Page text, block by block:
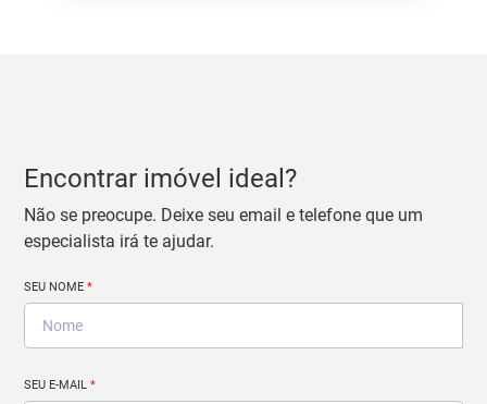
Encontrar imóvel ideal?
Não se preocupe. Deixe seu email e telefone que um
especialista irá te ajudar.
SEU NOME*
SEU E-MAIL*